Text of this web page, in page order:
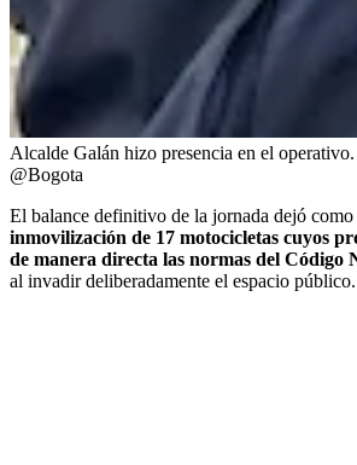
Alcalde Galán hizo presencia en el operativo.
@Bogota
El balance definitivo de la jornada dejó como
inmovilización de 17 motocicletas cuyos
de manera directa las normas del Código
al invadir deliberadamente el espacio público.